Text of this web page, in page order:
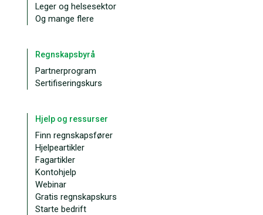
Leger og helsesektor
Og mange flere
Regnskapsbyrå
Partnerprogram
Sertifiseringskurs
Hjelp og ressurser
Finn regnskapsfører
Hjelpeartikler
Fagartikler
Kontohjelp
Webinar
Gratis regnskapskurs
Starte bedrift